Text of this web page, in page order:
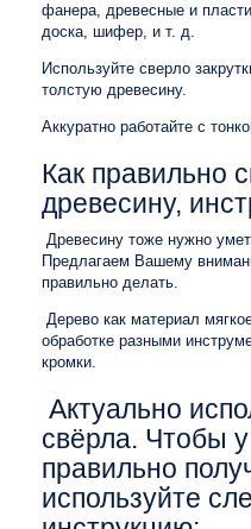
фанера, древесные и
доска, шифер, и т. д.
Используйте сверло
толстую древесину.
Аккуратно работайте с
Как правильно
древесину,
Древесину тоже нужно
Предлагаем Вашему
правильно делать.
Дерево как материал
обработке разными
кромки.
Актуально
свёрла. Чтобы
правильно
используйте